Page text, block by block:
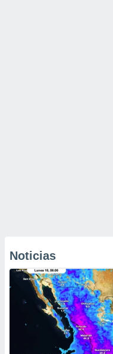
Noticias